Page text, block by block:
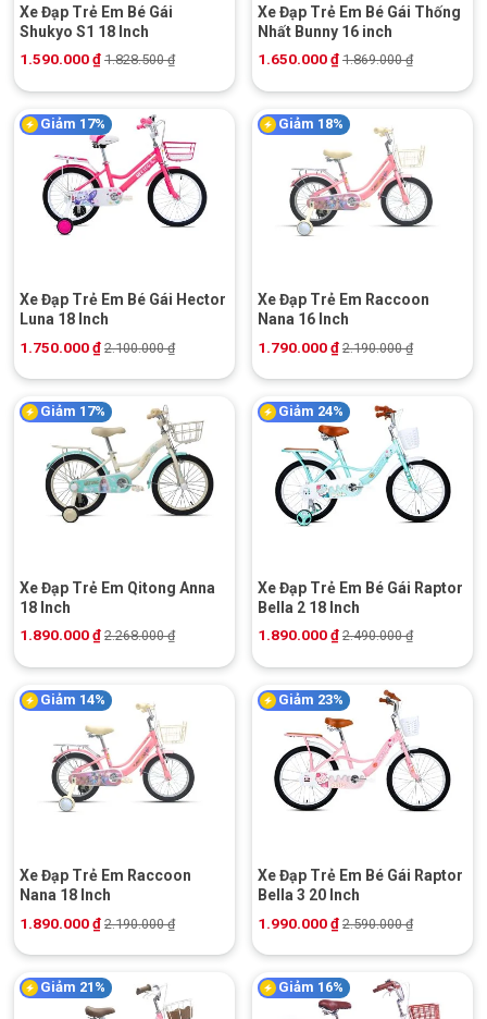
Xe Đạp Trẻ Em Bé Gái
Shukyo S1 18 Inch
1.590.000₫ 1.828.500₫
Xe Đạp Trẻ Em Bé Gái Thống
Nhất Bunny 16 inch
1.650.000₫ 1.869.000₫
Giảm 17%
Xe Đạp Trẻ Em Bé Gái Hector
Luna 18 Inch
1.750.000₫ 2.100.000₫
Giảm 18%
Xe Đạp Trẻ Em Raccoon
Nana 16 Inch
1.790.000₫ 2.190.000₫
Giảm 17%
Xe Đạp Trẻ Em Qitong Anna
18 Inch
1.890.000₫ 2.268.000₫
Giảm 24%
Xe Đạp Trẻ Em Bé Gái Raptor
Bella 2 18 Inch
1.890.000₫ 2.490.000₫
Giảm 14%
Xe Đạp Trẻ Em Raccoon
Nana 18 Inch
1.890.000₫ 2.190.000₫
Giảm 23%
Xe Đạp Trẻ Em Bé Gái Raptor
Bella 3 20 Inch
1.990.000₫ 2.590.000₫
Giảm 21% Giảm 16%